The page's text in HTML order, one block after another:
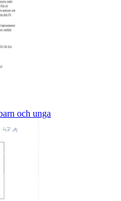
och unga